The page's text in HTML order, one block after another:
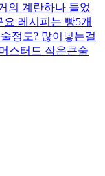
의 계란하나 들었
레시피는 빵5개
정도? 많이넣는걸
스터드 작은큰술